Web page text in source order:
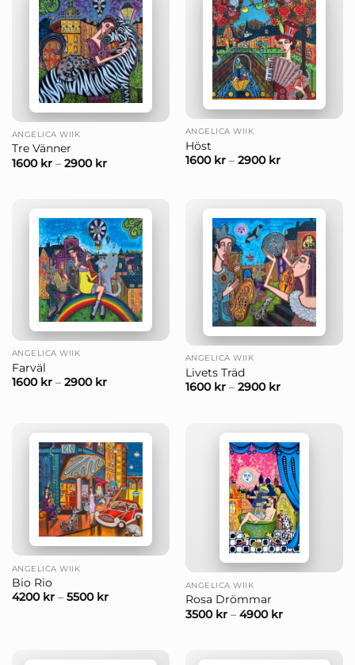
ANGELICA WIIK
Tre Vänner
1600 kr– 2900 kr
ANGELICA WIIK
Höst
1600 kr– 2900 kr
ANGELICA WIIK
Farväl
1600 kr– 2900 kr
ANGELICA WIIK
Livets Träd
1600 kr– 2900 kr
ANGELICA WIIK
Bio Rio
4200 kr– 5500 kr
ANGELICA WIIK
Rosa Drömmar
3500 kr– 4900 kr